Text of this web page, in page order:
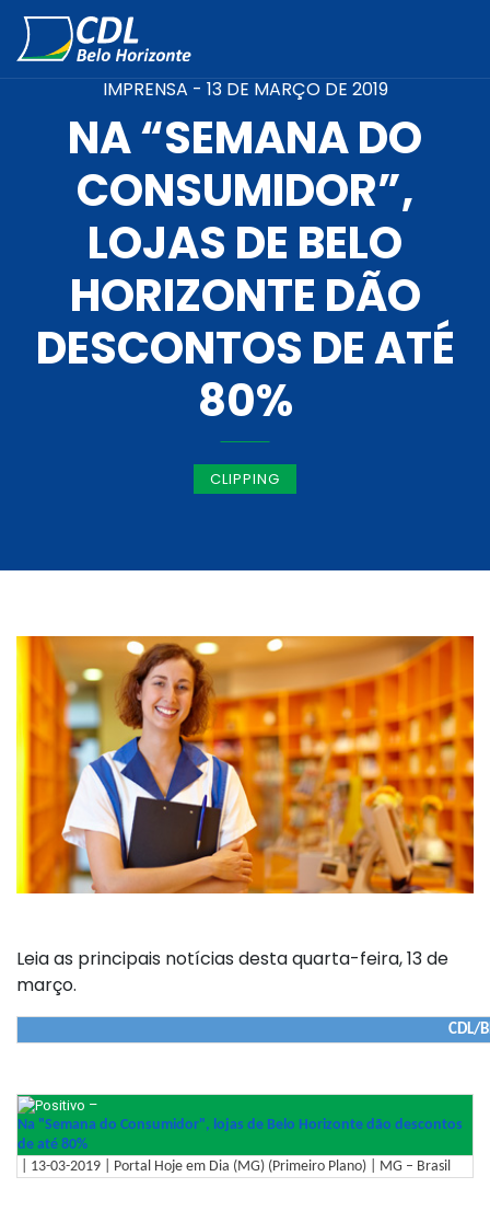
IMPRENSA - 13 DE MARÇO DE 2019
NA “SEMANA DO
CONSUMIDOR”,
LOJAS DE BELO
HORIZONTE DÃO
DESCONTOS DE ATÉ
80%
CLIPPING
Leia as principais notícias desta quarta-feira, 13 de
março.
CDL/
–
Na "Semana do Consumidor", lojas de Belo Horizonte dão descontos
de até 80%
| 13-03-2019 | Portal Hoje em Dia (MG) (Primeiro Plano) | MG – Brasil